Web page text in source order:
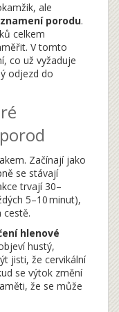
ale
znamení porodu.
celkem
V tomto
co už vyžaduje
odjezd do
Začínají jako
se stávají
trvají 30–
5–10 minut),
hlenové
hustý,
jisti, že cervikální
se výtok změní
že se může